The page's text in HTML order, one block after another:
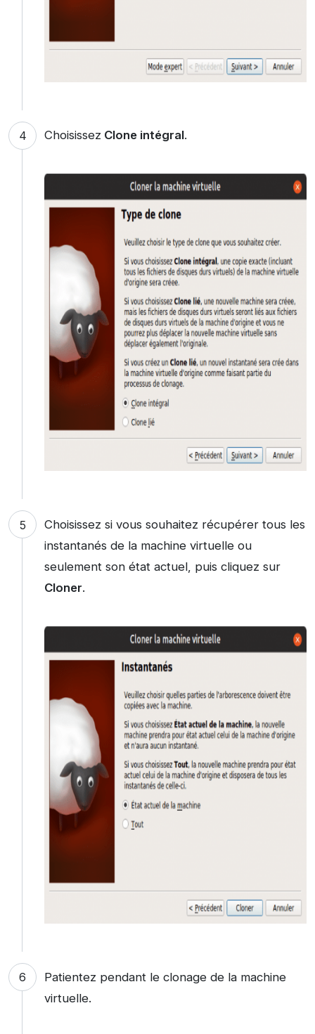
Choisissez Clone intégral.
Choisissez si vous souhaitez récupérer tous les
instantanés de la machine virtuelle ou
seulement son état actuel, puis cliquez sur
Cloner.
Patientez pendant le clonage de la machine
virtuelle.